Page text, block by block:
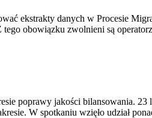
ekstrakty danych w Procesie
obowiązku zwolnieni są
poprawy jakości bilansowania.
W spotkaniu wzięło udział